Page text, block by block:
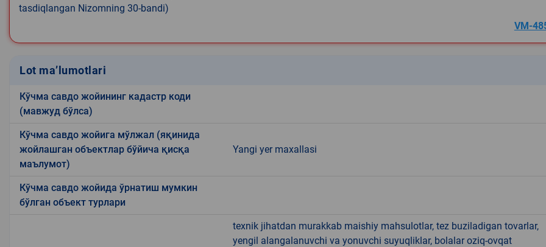
tasdiqlangan Nizomning 30-bandi)
VM-
Lot ma’lumotlari
Кўчма савдо жойининг кадастр коди
(мавжуд бўлса)
Кўчма савдо жойига мўлжал (яқинида
жойлашган объектлар бўйича қисқа
маълумот)
Yangi yer maxallasi
Кўчма савдо жойида ўрнатиш мумкин
бўлган объект турлари
texnik jihatdan murakkab maishiy mahsulotlar, tez buziladigan tovarlar,
yengil alangalanuvchi va yonuvchi suyuqliklar, bolalar oziq-ovqat